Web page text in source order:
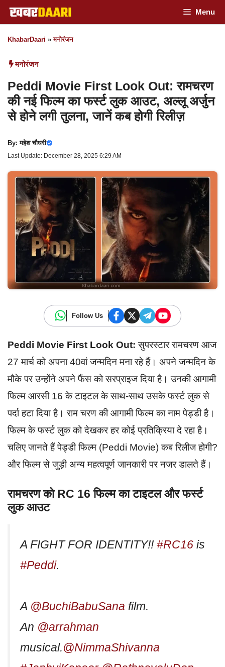
Skip
to
content
Menu
KhabarDaari »मनोरंजन
मनोरंजन
Peddi Movie First Look Out: रामचरण
की नई फिल्म का फर्स्ट लुक आउट, अल्लू अर्जुन
से होने लगी तुलना, जानें कब होगी रिलीज़
By:महेश चौधरी
Last Update: December 28, 2025 6:29 AM
Follow Us
Peddi Movie First Look Out: सुपरस्टार रामचरण आज
27 मार्च को अपना 40वां जन्मदिन मना रहे हैं। अपने जन्मदिन के
मौके पर उन्होंने अपने फैंस को सरप्राइज दिया है। उनकी आगामी
फिल्म आरसी 16 के टाइटल के साथ-साथ उसके फर्स्ट लुक से
पर्दा हटा दिया है। राम चरण की आगामी फिल्म का नाम पेड्डी है।
फिल्म के फर्स्ट लुक को देखकर हर कोई प्रतिक्रिया दे रहा है।
चलिए जानते हैं पेड्डी फिल्म (Peddi Movie) कब रिलीज होगी?
और फिल्म से जुड़ी अन्य महत्वपूर्ण जानकारी पर नजर डालते हैं।
रामचरण को RC 16 फिल्म का टाइटल और फर्स्ट
लुक आउट
A FIGHT FOR IDENTITY!! #RC16 is
#Peddi.
A @BuchiBabuSana film.
An @arrahman
musical.@NimmaShivanna